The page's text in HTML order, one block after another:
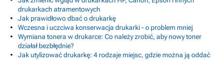
drukarkach atramentowych
Jak prawidłowo dbać o drukarkę
Wczesna i uczciwa konserwacja drukarki - o problem mniej
Wymiana tonera w drukarce: Co należy zrobić, aby nowy toner
działał bezbłędnie?
Jak utylizować drukarkę: 4 rodzaje miejsc, gdzie można ją oddać